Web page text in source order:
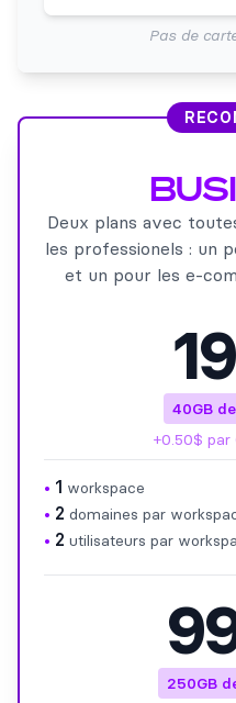
Pas de
Deux plans avec
les professionels : un
et un pour les e-
19
40GB
+0.50$ par
• 1 workspace
• 2 domaines par
• 2 utilisateurs par
250GB